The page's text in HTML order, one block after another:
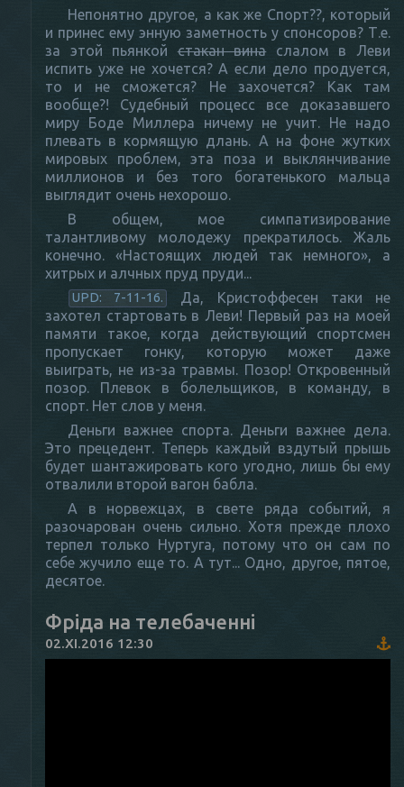
Непонятно другое, а как же Спорт??, который
и принес ему энную заметность у спонсоров? Т.е.
за этой пьянкойстакан винаслалом в Леви
испить уже не хочется? А если дело продуется,
то и не сможется? Не захочется? Как там
вообще?! Судебный процесс все доказавшего
миру Боде Миллера ничему не учит. Не надо
плевать в кормящую длань. А на фоне жутких
мировых проблем, эта поза и выклянчивание
миллионов и без того богатенького мальца
выглядит очень нехорошо.
В общем, мое симпатизирование
талантливому молодежу прекратилось. Жаль
конечно. «Настоящих людей так немного», а
хитрых и алчных пруд пруди...
UPD: 7-11-16.
Да, Кристоффесен таки не
захотел стартовать в Леви! Первый раз на моей
памяти такое, когда действующий спортсмен
пропускает гонку, которую может даже
выиграть, не из-за травмы. Позор! Откровенный
позор. Плевок в болельщиков, в команду, в
спорт. Нет слов у меня.
Деньги важнее спорта. Деньги важнее дела.
Это прецедент. Теперь каждый вздутый прышь
будет шантажировать кого угодно, лишь бы ему
отвалили второй вагон бабла.
А в норвежцах, в свете ряда событий, я
разочарован очень сильно. Хотя прежде плохо
терпел только Нуртуга, потому что он сам по
себе жучило еще то. А тут... Одно, другое, пятое,
десятое.
Фріда на телебаченні
02.XI.2016 12:30